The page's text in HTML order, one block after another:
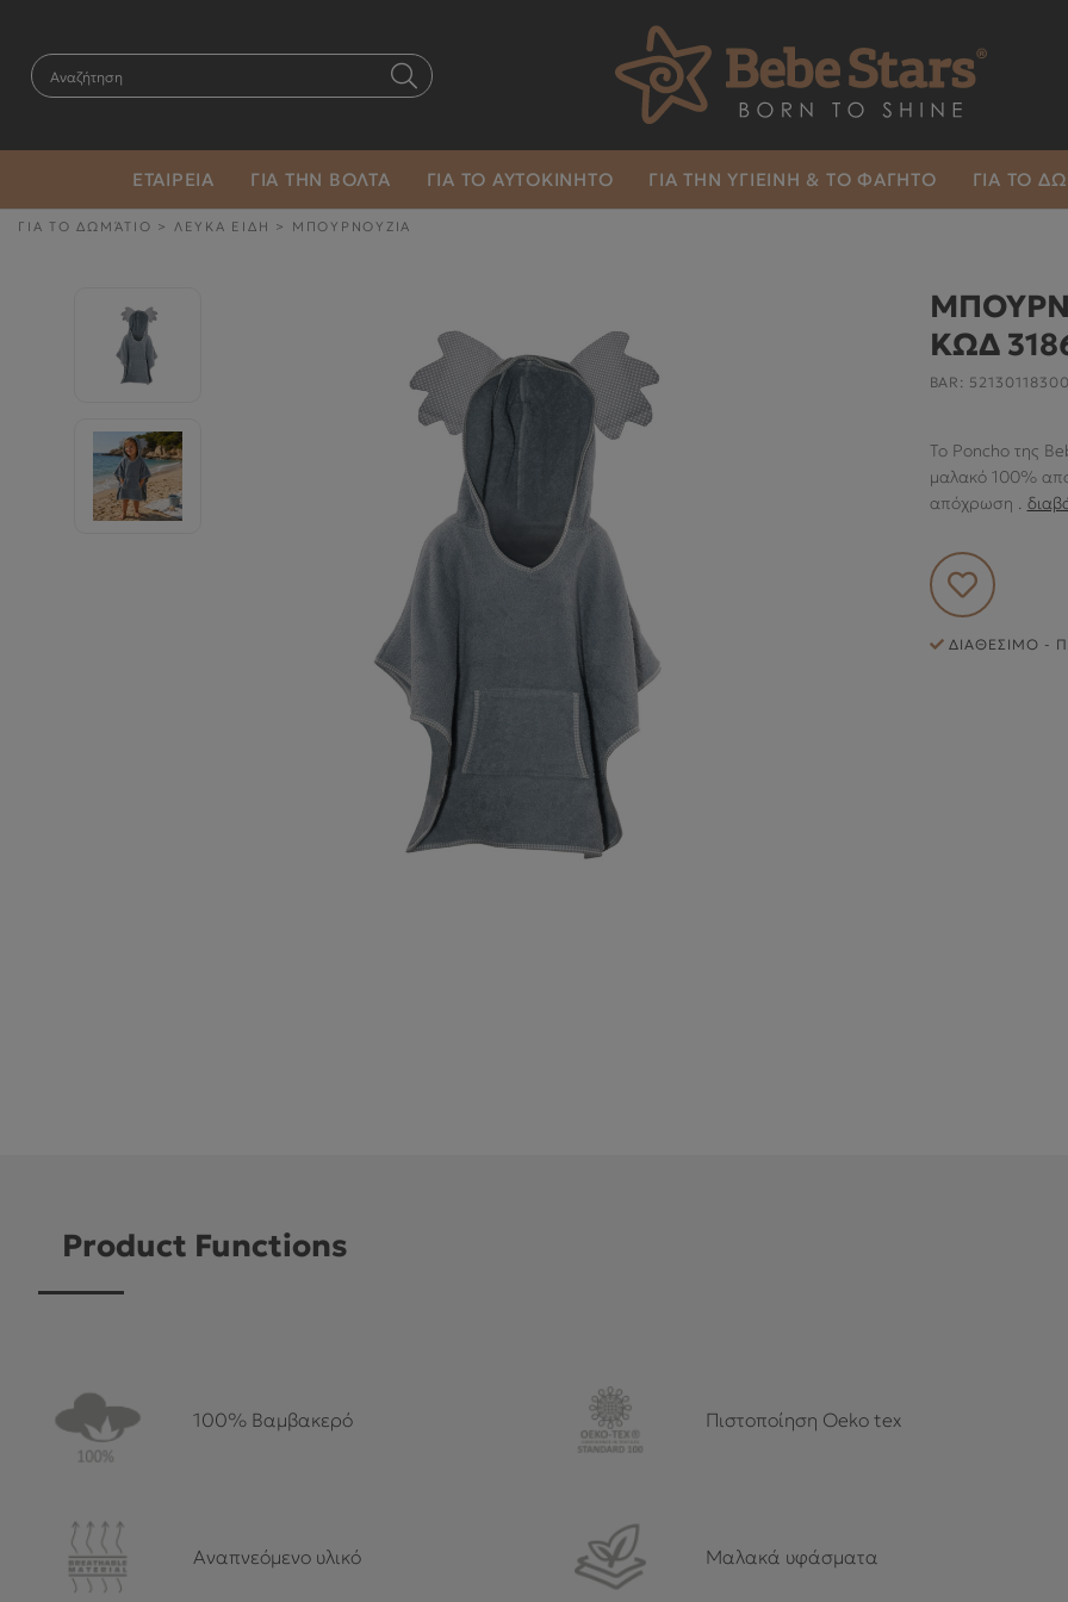
ΕΤΑΙΡΕΙΑ ΓΙΑ ΤΗΝ ΒΟΛΤΑ ΓΙΑ ΤΟ ΑΥΤΟΚΙΝΗΤΟ ΓΙΑ ΤΗΝ ΥΓΙΕΙΝΉ & ΤΟ ΦΑΓΗΤΌ ΓΙΑ ΤΟ
ΓΙΑ ΤΟ ΔΩΜΆΤΙΟ > ΛΕΥΚΑ ΕΙΔΗ > ΜΠΟΥΡΝΟΥΖΙΑ
ΚΩΔ
BAR:
Το Poncho της
μαλακό 100%
απόχρωση .
ΔΙΑΘΈΣΙΜΟ -
Product Functions
100% Βαμβακερό Πιστοποίηση Oeko tex
Αναπνεόμενο υλικό Μαλακά υφάσματα